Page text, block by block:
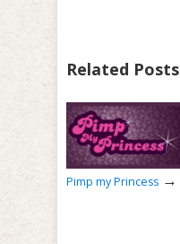
Related Posts
Pimp my Princess →